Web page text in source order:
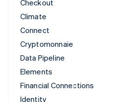
Checkout
Climate
Connect
Cryptomonnaie
Data Pipeline
Elements
Financial Connections
Identity